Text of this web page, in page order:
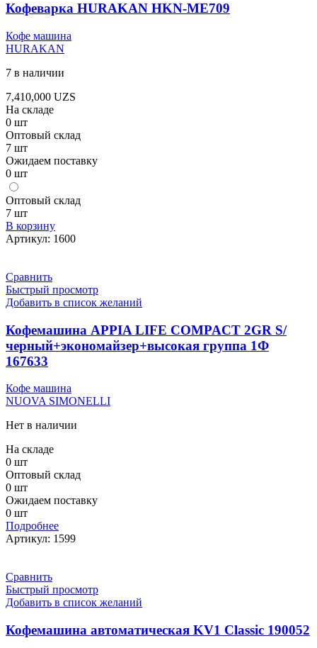
Кофеварка HURAKAN HKN-ME709
Кофе машина
HURAKAN
7 в наличии
7,410,000 UZS
На складе
0 шт
Оптовый склад
7 шт
Ожидаем поставку
0 шт
Оптовый склад
7 шт
В корзину
Артикул: 1600
Сравнить
Быстрый просмотр
Добавить в список желаний
Кофемашина APPIA LIFE COMPACT 2GR S/
черный+экономайзер+высокая группа 1Ф
167633
Кофе машина
NUOVA SIMONELLI
Нет в наличии
На складе
0 шт
Оптовый склад
0 шт
Ожидаем поставку
0 шт
Подробнее
Артикул: 1599
Сравнить
Быстрый просмотр
Добавить в список желаний
Кофемашина автоматическая KV1 Classic 190052